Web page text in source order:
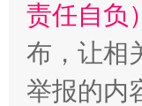
责任自负）
布，让相
举报的内